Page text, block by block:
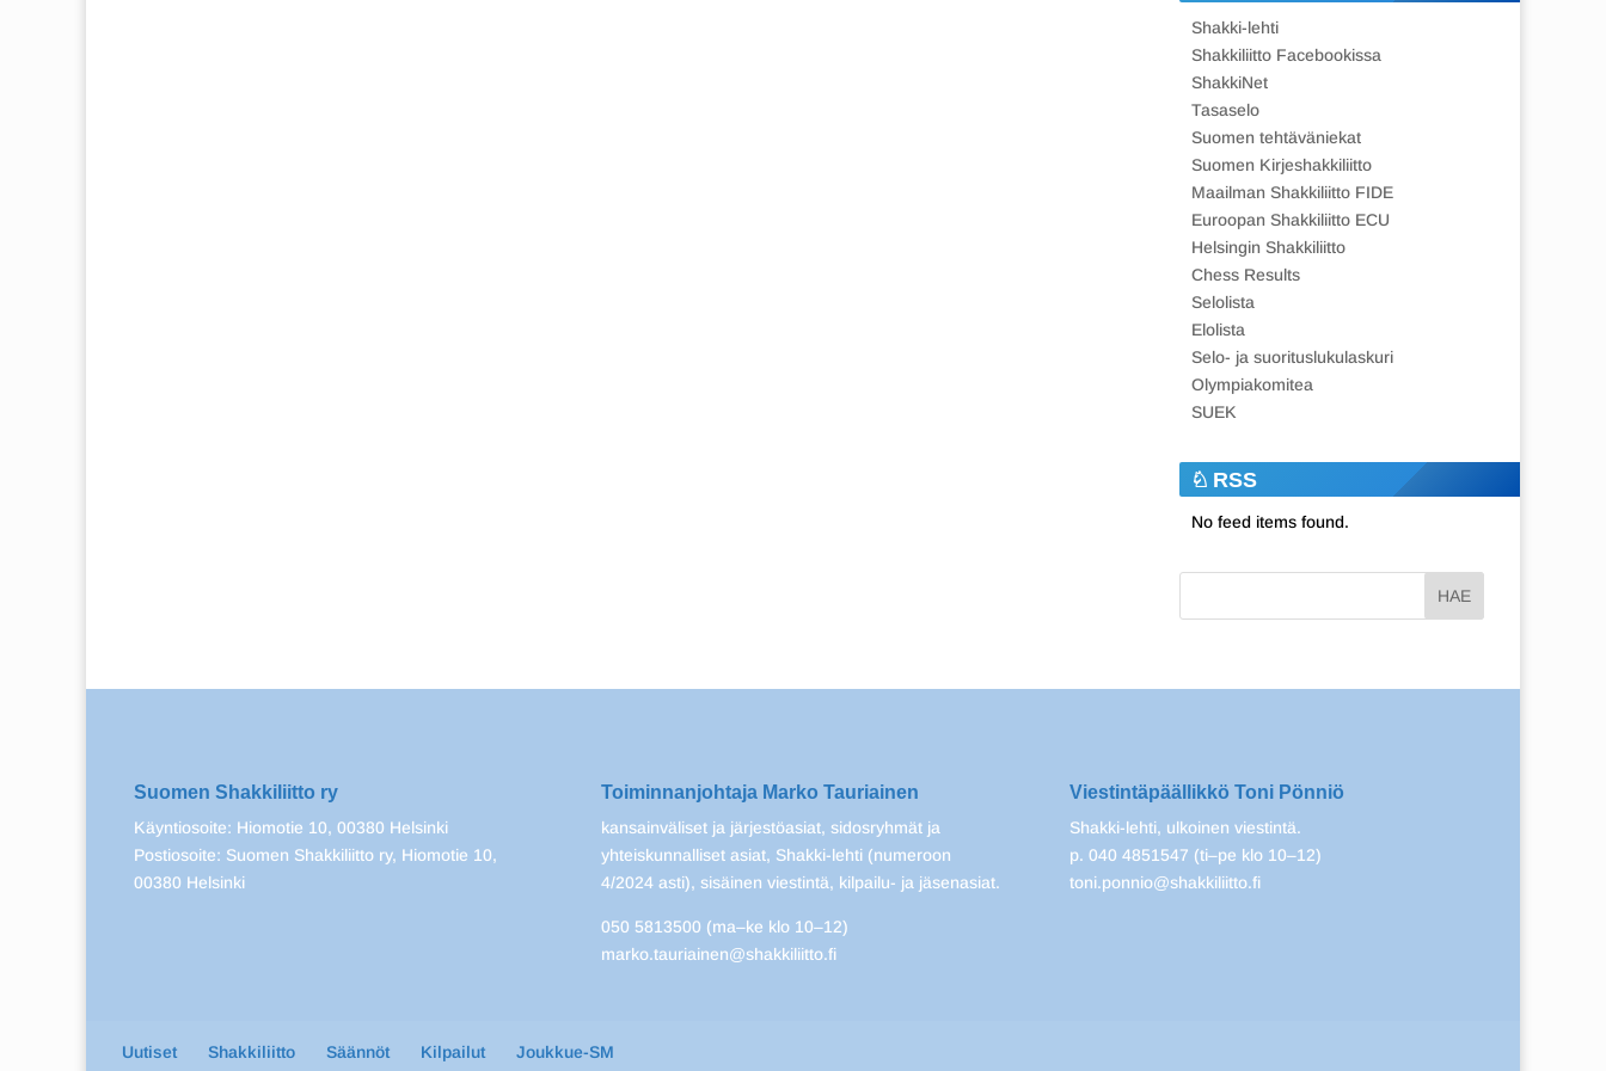
Shakki-lehti
Shakkiliitto Facebookissa
ShakkiNet
Tasaselo
Suomen tehtäväniekat
Suomen Kirjeshakkiliitto
Maailman Shakkiliitto FIDE
Euroopan Shakkiliitto ECU
Helsingin Shakkiliitto
Chess Results
Selolista
Elolista
Selo- ja suorituslukulaskuri
Olympiakomitea
SUEK
RSS
No feed items found.
Suomen Shakkiliitto ry
Käyntiosoite: Hiomotie 10, 00380 Helsinki
Postiosoite: Suomen Shakkiliitto ry, Hiomotie 10,
00380 Helsinki
Toiminnanjohtaja Marko Tauriainen
kansainväliset ja järjestöasiat, sidosryhmät ja
yhteiskunnalliset asiat, Shakki-lehti (numeroon
4/2024 asti), sisäinen viestintä, kilpailu- ja jäsenasiat.
050 5813500 (ma–ke klo 10–12)
marko.tauriainen@shakkiliitto.fi
Viestintäpäällikkö Toni Pönniö
Shakki-lehti, ulkoinen viestintä.
p. 040 4851547 (ti–pe klo 10–12)
toni.ponnio@shakkiliitto.fi
Uutiset Shakkiliitto Säännöt Kilpailut Joukkue-SM